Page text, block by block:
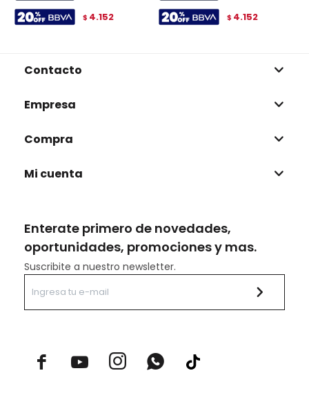
$ 4.152 $ 4.152
Enterate primero de novedades,
oportunidades, promociones y mas.
Suscribite a nuestro newsletter.
  
Contacto
Empresa
Compra
Mi cuenta